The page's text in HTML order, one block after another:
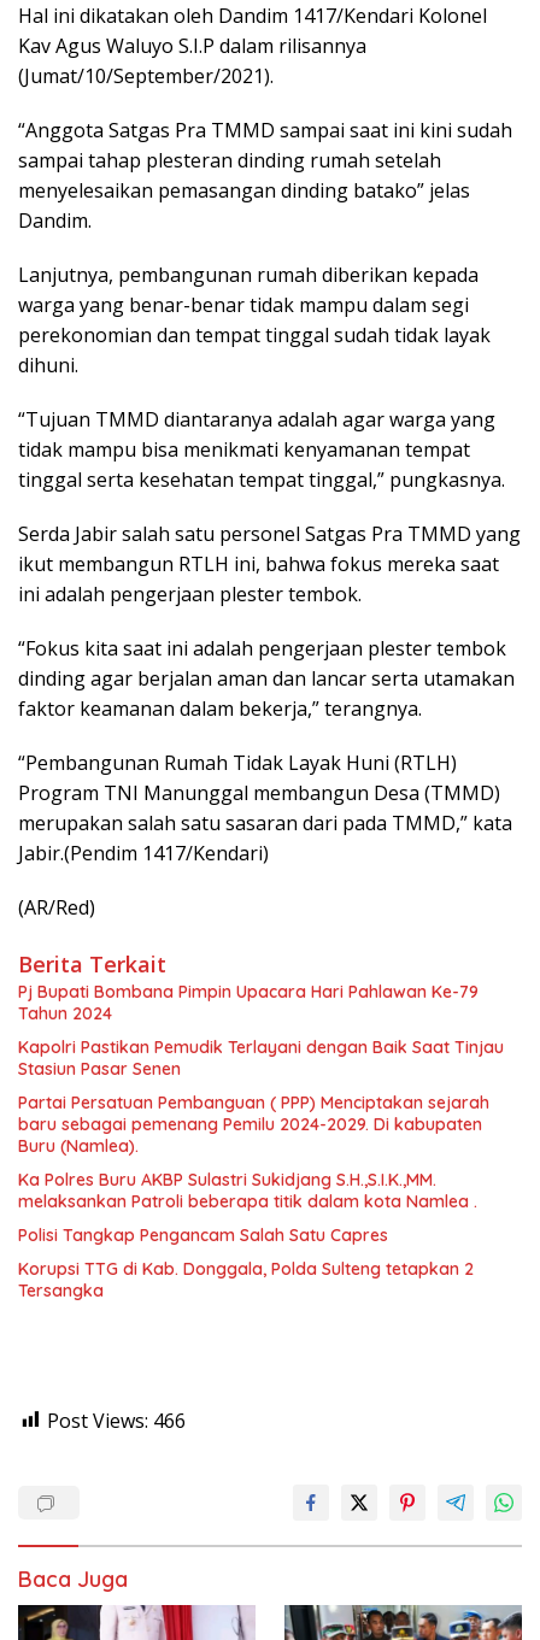
Hal ini dikatakan oleh Dandim 1417/Kendari Kolonel
Kav Agus Waluyo S.I.P dalam rilisannya
(Jumat/10/September/2021).
“Anggota Satgas Pra TMMD sampai saat ini kini sudah
sampai tahap plesteran dinding rumah setelah
menyelesaikan pemasangan dinding batako” jelas
Dandim.
Lanjutnya, pembangunan rumah diberikan kepada
warga yang benar-benar tidak mampu dalam segi
perekonomian dan tempat tinggal sudah tidak layak
dihuni.
“Tujuan TMMD diantaranya adalah agar warga yang
tidak mampu bisa menikmati kenyamanan tempat
tinggal serta kesehatan tempat tinggal,” pungkasnya.
Serda Jabir salah satu personel Satgas Pra TMMD yang
ikut membangun RTLH ini, bahwa fokus mereka saat
ini adalah pengerjaan plester tembok.
“Fokus kita saat ini adalah pengerjaan plester tembok
dinding agar berjalan aman dan lancar serta utamakan
faktor keamanan dalam bekerja,” terangnya.
“Pembangunan Rumah Tidak Layak Huni (RTLH)
Program TNI Manunggal membangun Desa (TMMD)
merupakan salah satu sasaran dari pada TMMD,” kata
Jabir.(Pendim 1417/Kendari)
(AR/Red)
Berita Terkait
Pj Bupati Bombana Pimpin Upacara Hari Pahlawan Ke-79
Tahun 2024
Kapolri Pastikan Pemudik Terlayani dengan Baik Saat Tinjau
Stasiun Pasar Senen
Partai Persatuan Pembanguan ( PPP) Menciptakan sejarah
baru sebagai pemenang Pemilu 2024-2029. Di kabupaten
Buru (Namlea).
Ka Polres Buru AKBP Sulastri Sukidjang S.H.,S.I.K.,MM.
melaksankan Patroli beberapa titik dalam kota Namlea .
Polisi Tangkap Pengancam Salah Satu Capres
Korupsi TTG di Kab. Donggala, Polda Sulteng tetapkan 2
Tersangka
Post Views: 466
Baca Juga